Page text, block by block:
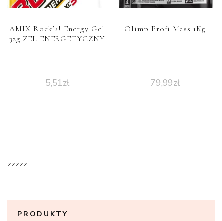
AMIX Rock’s! Energy Gel
32g ZEL ENERGETYCZNY
5,51zł
Olimp Profi Mass 1Kg
79,99zł
zzzzz
PRODUKTY